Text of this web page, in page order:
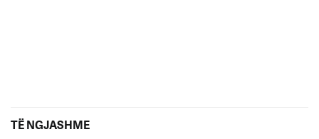
TË NGJASHME